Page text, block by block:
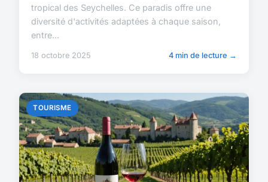
tropical des Seychelles. Ce paradis offre une
diversité d'activités adaptées à chaque saison,
entre...
18 octobre 2025 4 min de lecture →
TOURISME